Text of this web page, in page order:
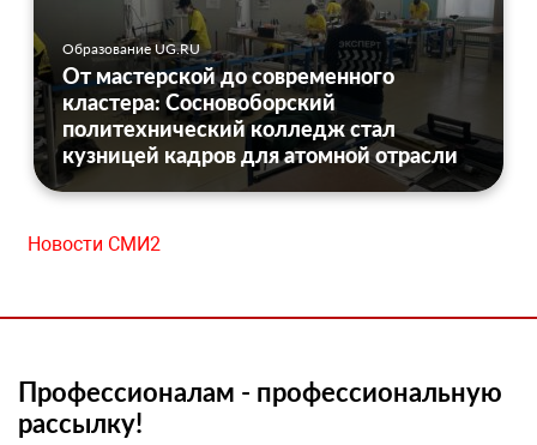
Образование UG.RU
От мастерской до современного
кластера: Сосновоборский
политехнический колледж стал
кузницей кадров для атомной отрасли
Новости СМИ2
Профессионалам - профессиональную
рассылку!